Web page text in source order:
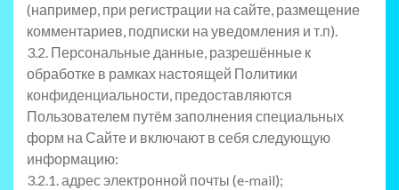
(например, при регистрации на сайте, размещение
комментариев, подписки на уведомления и т.п).
3.2. Персональные данные, разрешённые к
обработке в рамках настоящей Политики
конфиденциальности, предоставляются
Пользователем путём заполнения специальных
форм на Сайте и включают в себя следующую
информацию:
3.2.1. адрес электронной почты (e-mail);